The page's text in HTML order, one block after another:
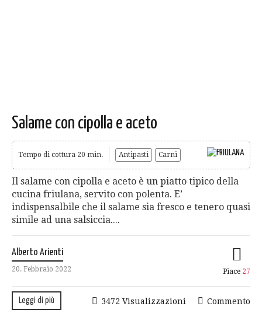
Salame con cipolla e aceto
Tempo di cottura 20 min. Antipasti Carni
Il salame con cipolla e aceto è un piatto tipico della
cucina friulana, servito con polenta. E’
indispensalbile che il salame sia fresco e tenero quasi
simile ad una salsiccia....
Alberto Arienti
20. Febbraio 2022 Piace 27
Leggi di più Commento
3472 Visualizzazioni